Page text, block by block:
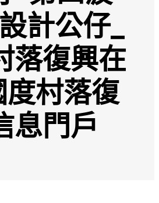
計公仔_
落復興在
度村落復
息門戶